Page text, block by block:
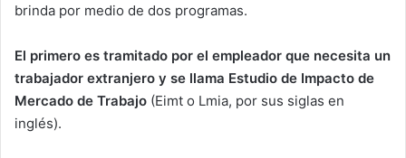
brinda por medio de dos programas.
El primero es tramitado por el empleador que necesita un
trabajador extranjero y se llama Estudio de Impacto de
Mercado de Trabajo (Eimt o Lmia, por sus siglas en
inglés).